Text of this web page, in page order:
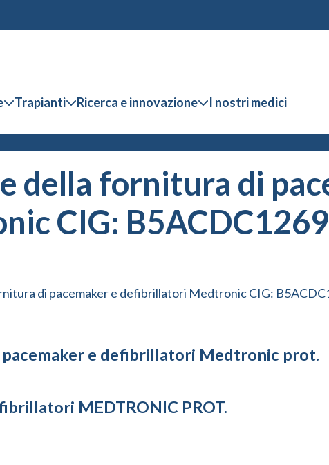
Trapianti Ricerca e innovazione I nostri medici
della fornitura di
CIG: B5ACDC1269
di pacemaker e defibrillatori Medtronic CIG:
e defibrillatori Medtronic prot.
MEDTRONIC PROT.